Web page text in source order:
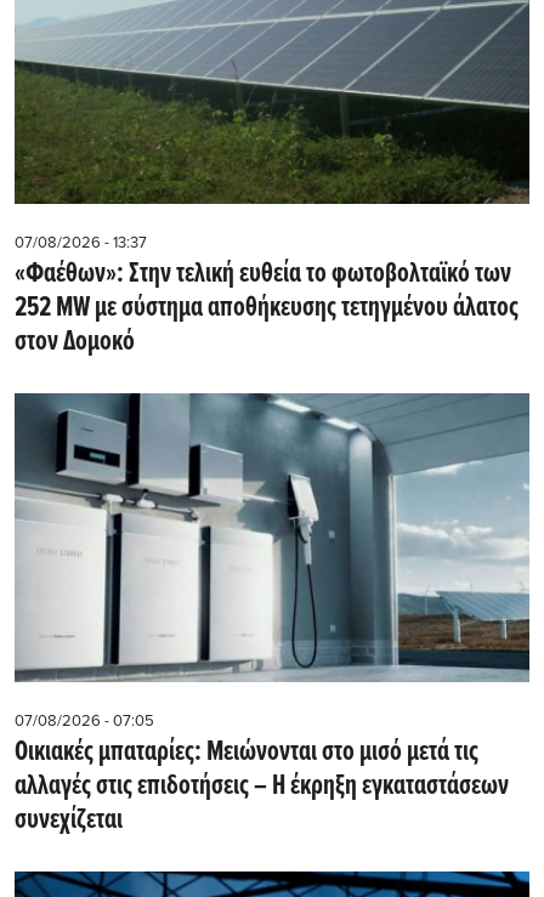
07/08/2026 - 13:37
«Φαέθων»: Στην τελική ευθεία το φωτοβολταϊκό των
252 MW με σύστημα αποθήκευσης τετηγμένου άλατος
στον Δομοκό
07/08/2026 - 07:05
Οικιακές μπαταρίες: Μειώνονται στο μισό μετά τις
αλλαγές στις επιδοτήσεις – Η έκρηξη εγκαταστάσεων
συνεχίζεται